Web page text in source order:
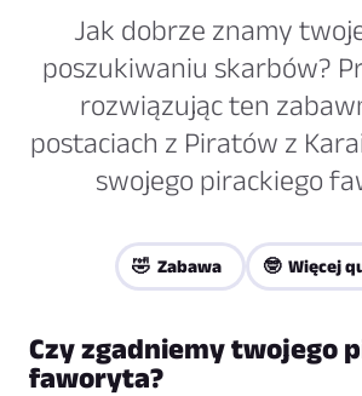
Jak dobrze znamy
poszukiwaniu skarbów?
rozwiązując ten
postaciach z Piratów z
swojego pirackiego
🤣 Zabawa 🤓 Więcej
Czy zgadniemy twojego
faworyta?